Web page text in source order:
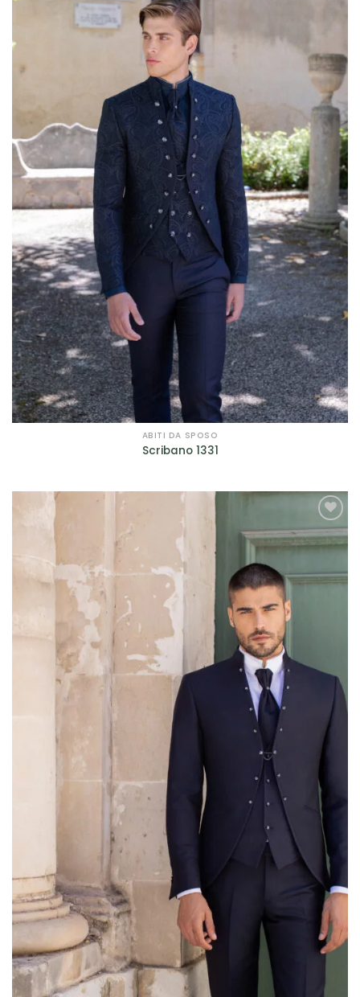
Valentini Spose (10)
Sima Couture (2)
Prodotto genere
Prodotto genere
Prodotto taglie
Prodotto taglie
ABITI DA SPOSO
Scribano 1331
AGGIUNGI
ALLA TUA
DESIDERI